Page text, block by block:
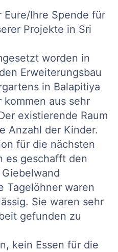
Ihre Spende für
Projekte in Sri
worden in
Erweiterungsbau
in Balapitiya
kommen aus sehr
existierende Raum
Anzahl der Kinder.
für die nächsten
es geschafft den
Tagelöhner waren
Sie waren sehr
gefunden zu
kein Essen für die